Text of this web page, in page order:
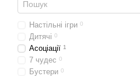
Настільні ігри 0
Дитячі 0
Асоціації 1
7 чудес 0
Бустери 0